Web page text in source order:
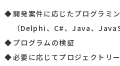
開発案件に応じたプログラミ
（Delphi、C#、Java、
プログラムの検証
必要に応じてプロジェクトリ